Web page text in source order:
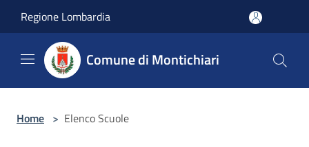
Regione Lombardia
Comune di Montichiari
Home > Elenco Scuole